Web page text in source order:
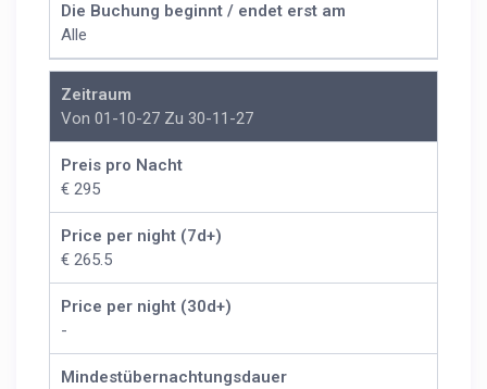
Die Buchung beginnt / endet erst am
Alle
Zeitraum
Von 01-10-27 Zu 30-11-27
Preis pro Nacht
€ 295
Price per night (7d+)
€ 265.5
Price per night (30d+)
-
Mindestübernachtungsdauer